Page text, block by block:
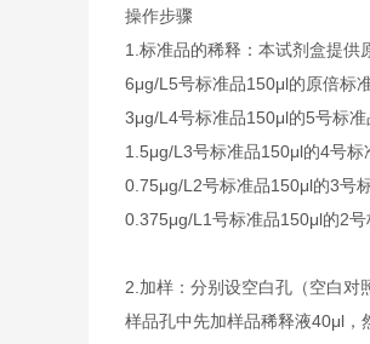
操作步骤
1.标准品的稀释：本试剂盒提供
6μg/L 5号标准品150μl的原倍标
3μg/L 4号标准品150μl的5号标
1.5μg/L 3号标准品150μl的4号标
0.75μg/L 2号标准品150μl的3号
0.375μg/L 1号标准品150μl的2
2.加样：分别设空白孔（空白对
样品孔中先加样品稀释液40μl，